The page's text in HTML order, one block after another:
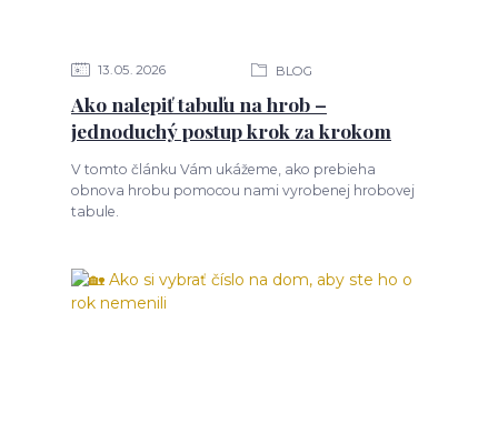
13 05 2026 BLOG
Ako nalepiť tabuľu na hrob –
jednoduchý postup krok za krokom
V tomto článku Vám ukážeme, ako prebieha
obnova hrobu pomocou nami vyrobenej hrobovej
tabule.